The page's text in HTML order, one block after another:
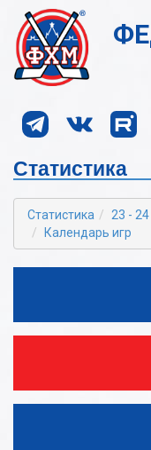
Статистика
Статистика 23 -
Календарь игр